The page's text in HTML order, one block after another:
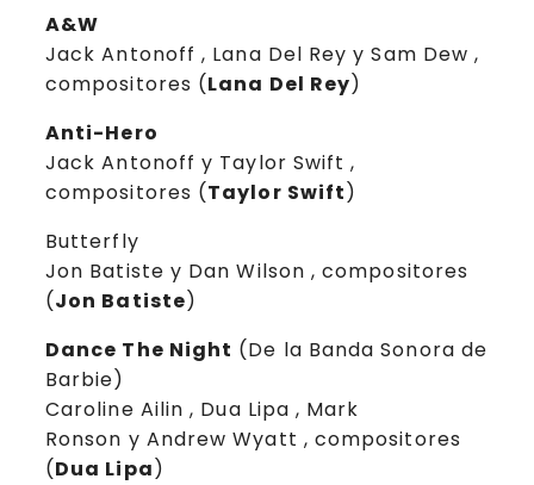
A&W
Jack Antonoff , Lana Del Rey y Sam Dew ,
compositores (Lana Del Rey)
Anti-Hero
Jack Antonoff y Taylor Swift ,
compositores (Taylor Swift)
Butterfly
Jon Batiste y Dan Wilson , compositores
(Jon Batiste)
Dance The Night (De la Banda Sonora de
Barbie)
Caroline Ailin , Dua Lipa , Mark
Ronson y Andrew Wyatt , compositores
(Dua Lipa)